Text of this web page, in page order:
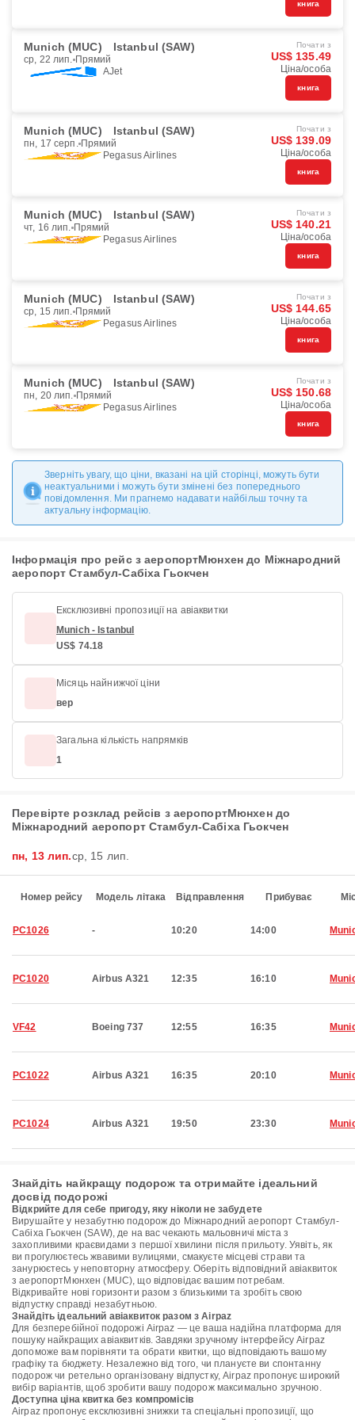
книга
Munich (MUC) Istanbul (SAW)
ср, 22 лип. Прямий
AJet
Почати з
US$ 135.49
Ціна/особа
книга
Munich (MUC) Istanbul (SAW)
пн, 17 серп. Прямий
Pegasus Airlines
Почати з
US$ 139.09
Ціна/особа
книга
Munich (MUC) Istanbul (SAW)
чт, 16 лип. Прямий
Pegasus Airlines
Почати з
US$ 140.21
Ціна/особа
книга
Munich (MUC) Istanbul (SAW)
ср, 15 лип. Прямий
Pegasus Airlines
Почати з
US$ 144.65
Ціна/особа
книга
Munich (MUC) Istanbul (SAW)
пн, 20 лип. Прямий
Pegasus Airlines
Почати з
US$ 150.68
Ціна/особа
книга
Зверніть увагу, що ціни, вказані на цій сторінці, можуть бути
неактуальними і можуть бути змінені без попереднього
повідомлення. Ми прагнемо надавати найбільш точну та
актуальну інформацію.
Інформація про рейс з аеропортМюнхен до Міжнародний
аеропорт Стамбул-Сабіха Гьокчен
Ексклюзивні пропозиції на авіаквитки
Munich - Istanbul
US$ 74.18
Місяць найнижчої ціни
вер
Загальна кількість напрямків
1
Перевірте розклад рейсів з аеропортМюнхен до
Міжнародний аеропорт Стамбул-Сабіха Гьокчен
пн, 13 лип.ср, 15 лип.
Номер рейсу Модель літака Відправлення Прибуває
PC1026 - 10:20 14:00
PC1020 Airbus A321 12:35 16:10
VF42 Boeing 737 12:55 16:35
PC1022 Airbus A321 16:35 20:10
PC1024 Airbus A321 19:50 23:30
Знайдіть найкращу подорож та отримайте ідеальний
досвід подорожі
Відкрийте для себе пригоду, яку ніколи не забудете
Вирушайте у незабутню подорож до Міжнародний аеропорт Стамбул-
Сабіха Гьокчен (SAW), де на вас чекають мальовничі міста з
захопливими краєвидами з першої хвилини після прильоту. Уявіть, як
ви прогулюєтесь жвавими вулицями, смакуєте місцеві страви та
занурюєтесь у неповторну атмосферу. Оберіть відповідний авіаквиток
з аеропортМюнхен (MUC), що відповідає вашим потребам.
Відкривайте нові горизонти разом з близькими та зробіть свою
відпустку справді незабутньою.
Знайдіть ідеальний авіаквиток разом з Airpaz
Для безперебійної подорожі Airpaz — це ваша надійна платформа для
пошуку найкращих авіаквитків. Завдяки зручному інтерфейсу Airpaz
допоможе вам порівняти та обрати квитки, що відповідають вашому
графіку та бюджету. Незалежно від того, чи плануєте ви спонтанну
подорож чи ретельно організовану відпустку, Airpaz пропонує широкий
вибір варіантів, щоб зробити вашу подорож максимально зручною.
Доступна ціна квитка без компромісів
Airpaz пропонує ексклюзивні знижки та спеціальні пропозиції, що